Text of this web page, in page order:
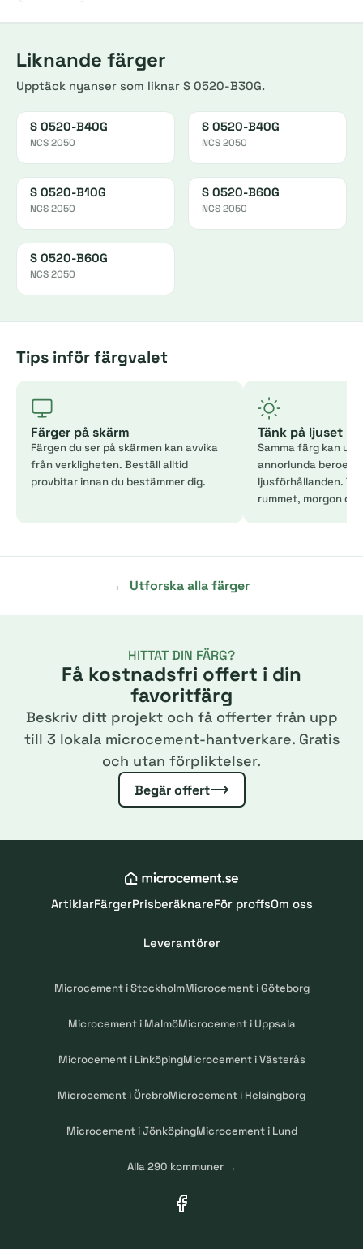
Liknande färger
Upptäck nyanser som liknar S 0520-B30G.
S 0520-B40G
NCS 2050
S 0520-B40G
NCS 2050
S 0520-B10G
NCS 2050
S 0520-B60G
NCS 2050
S 0520-B60G
NCS 2050
Tips inför färgvalet
Färger på skärm
Färgen du ser på skärmen kan avvika
från verkligheten. Beställ alltid
provbitar innan du bestämmer dig.
Tänk på ljuset
Samma färg kan
annorlunda
ljusförhållanden.
rummet, morgon
← Utforska alla färger
HITTAT DIN FÄRG?
Få kostnadsfri offert i din
favoritfärg
Beskriv ditt projekt och få offerter från upp
till 3 lokala microcement-hantverkare. Gratis
och utan förpliktelser.
Begär offert
ArtiklarFärgerPrisberäknareFör proffsOm oss
Leverantörer
Microcement i StockholmMicrocement i Göteborg
Microcement i MalmöMicrocement i Uppsala
Microcement i LinköpingMicrocement i Västerås
Microcement i ÖrebroMicrocement i Helsingborg
Microcement i JönköpingMicrocement i Lund
Alla 290 kommuner →